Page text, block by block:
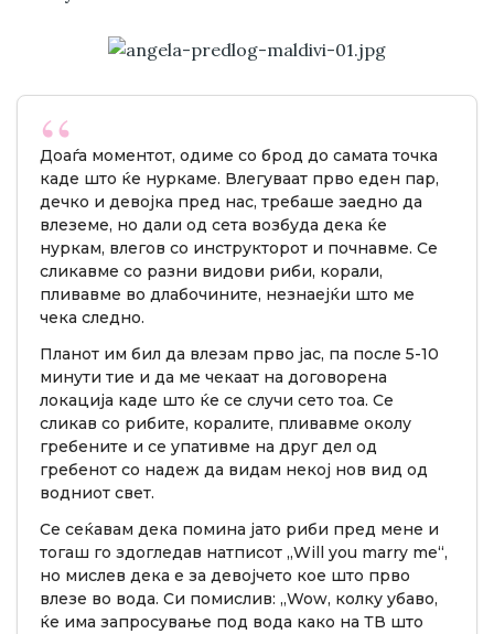
Доаѓа моментот, одиме со брод до самата точка
каде што ќе нуркаме. Влегуваат прво еден пар,
дечко и девојка пред нас, требаше заедно да
влеземе, но дали од сета возбуда дека ќе
нуркам, влегов со инструкторот и почнавме. Се
сликавме со разни видови риби, корали,
пливавме во длабочините, незнаејќи што ме
чека следно.
Планот им бил да влезам прво јас, па после 5-10
минути тие и да ме чекаат на договорена
локација каде што ќе се случи сето тоа. Се
сликав со рибите, коралите, пливавме околу
гребените и се упативме на друг дел од
гребенот со надеж да видам некој нов вид од
водниот свет.
Се сеќавам дека помина јато риби пред мене и
тогаш го здогледав натписот „Will you marry me“,
но мислев дека е за девојчето кое што прво
влезе во вода. Си помислив: „Wow, колку убаво,
ќе има запросување под вода како на ТВ што